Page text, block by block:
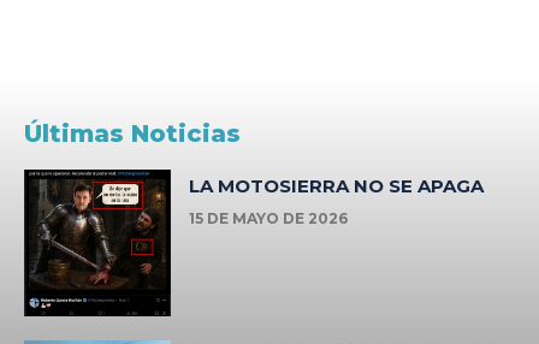
Últimas Noticias
LA MOTOSIERRA NO SE APAGA
15 DE MAYO DE 2026